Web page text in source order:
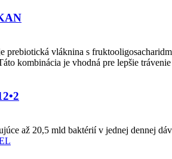
vláknina s
kombinácia je vhodná pre lepšie
až 20,5 mld baktérií v jednej dennej